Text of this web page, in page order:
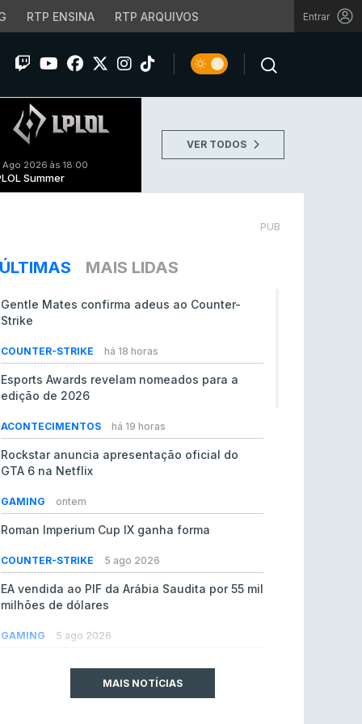
RTP ENSINA RTP ARQUIVOS Entrar
Ago 2026 às 18:00
Summer
VER TODOS
PUB
ÚLTIMAS MAIS LIDAS
Gentle Mates confirma adeus ao Counter-
Strike
COUNTER-STRIKE há 18 horas
Esports Awards revelam nomeados para a
edição de 2026
ACONTECIMENTOS há 19 horas
Rockstar anuncia apresentação oficial do
GTA 6 na Netflix
GAMING ontem
Roman Imperium Cup IX ganha forma
COUNTER-STRIKE 5 ago 2026
EA vendida ao PIF da Arábia Saudita por 55 mil
milhões de dólares
GAMING 5 ago 2026
MAIS NOTÍCIAS